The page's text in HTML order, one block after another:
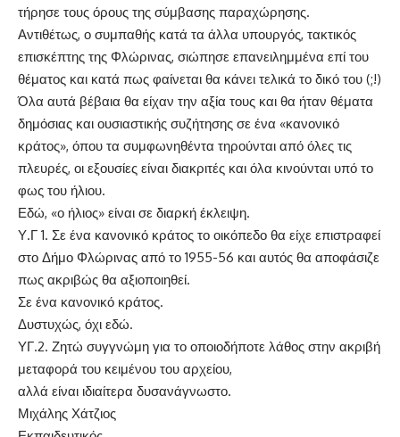
τήρησε τους όρους της σύμβασης παραχώρησης.
Αντιθέτως, ο συμπαθής κατά τα άλλα υπουργός, τακτικός
επισκέπτης της Φλώρινας, σιώπησε επανειλημμένα επί του
θέματος και κατά πως φαίνεται θα κάνει τελικά το δικό του (;!)
Όλα αυτά βέβαια θα είχαν την αξία τους και θα ήταν θέματα
δημόσιας και ουσιαστικής συζήτησης σε ένα «κανονικό
κράτος», όπου τα συμφωνηθέντα τηρούνται από όλες τις
πλευρές, οι εξουσίες είναι διακριτές και όλα κινούνται υπό το
φως του ήλιου.
Εδώ, «ο ήλιος» είναι σε διαρκή έκλειψη.
Υ.Γ 1. Σε ένα κανονικό κράτος το οικόπεδο θα είχε επιστραφεί
στο Δήμο Φλώρινας από το 1955-56 και αυτός θα αποφάσιζε
πως ακριβώς θα αξιοποιηθεί.
Σε ένα κανονικό κράτος.
Δυστυχώς, όχι εδώ.
ΥΓ.2. Ζητώ συγγνώμη για το οποιοδήποτε λάθος στην ακριβή
μεταφορά του κειμένου του αρχείου,
αλλά είναι ιδιαίτερα δυσανάγνωστο.
Μιχάλης Χάτζιος